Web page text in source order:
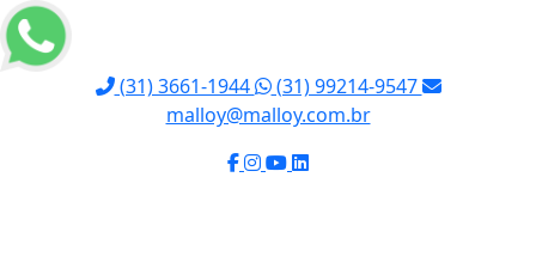
(31) 3661-1944
(31) 99214-9547
malloy@malloy.com.br